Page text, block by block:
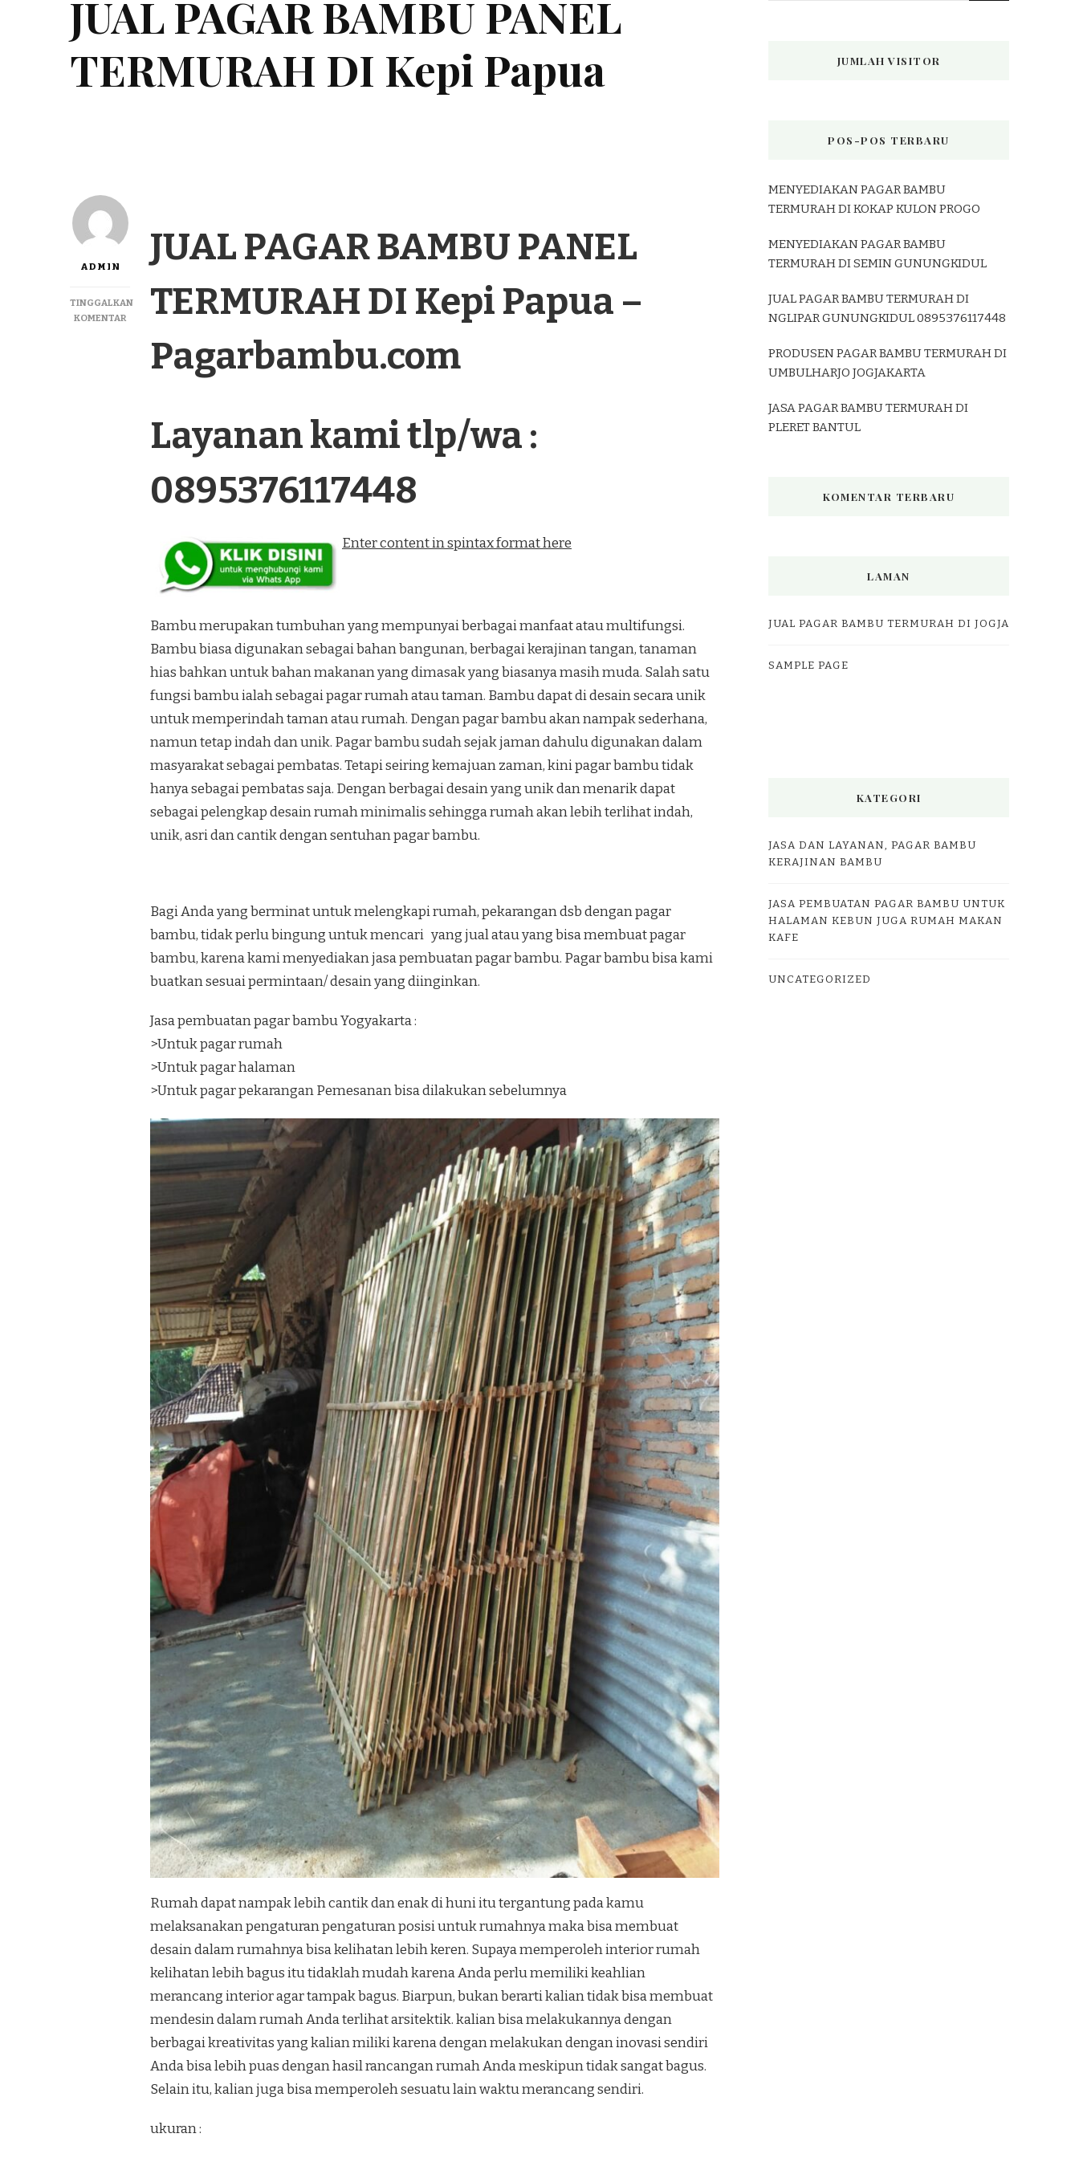
JUAL PAGAR BAMBU PANEL
TERMURAH DI Kepi Papua
ADMIN
TINGGALKAN
KOMENTARPADA
PAGAR
BAMBU
JUAL PAGAR BAMBU PANEL
TERMURAH DI Kepi Papua –
Pagarbambu.com
Layanan kami tlp/wa :
0895376117448
Enter content in spintax format here
Bambu merupakan tumbuhan yang mempunyai berbagai manfaat atau multifungsi.
Bambu biasa digunakan sebagai bahan bangunan, berbagai kerajinan tangan, tanaman
hias bahkan untuk bahan makanan yang dimasak yang biasanya masih muda. Salah satu
fungsi bambu ialah sebagai pagar rumah atau taman. Bambu dapat di desain secara unik
untuk memperindah taman atau rumah. Dengan pagar bambu akan nampak sederhana,
namun tetap indah dan unik. Pagar bambu sudah sejak jaman dahulu digunakan dalam
masyarakat sebagai pembatas. Tetapi seiring kemajuan zaman, kini pagar bambu tidak
hanya sebagai pembatas saja. Dengan berbagai desain yang unik dan menarik dapat
sebagai pelengkap desain rumah minimalis sehingga rumah akan lebih terlihat indah,
unik, asri dan cantik dengan sentuhan pagar bambu.
Bagi Anda yang berminat untuk melengkapi rumah, pekarangan dsb dengan pagar
bambu, tidak perlu bingung untuk mencari yang jual atau yang bisa membuat pagar
bambu, karena kami menyediakan jasa pembuatan pagar bambu. Pagar bambu bisa kami
buatkan sesuai permintaan/ desain yang diinginkan.
Jasa pembuatan pagar bambu Yogyakarta :
>Untuk pagar rumah
>Untuk pagar halaman
>Untuk pagar pekarangan Pemesanan bisa dilakukan sebelumnya
Rumah dapat nampak lebih cantik dan enak di huni itu tergantung pada kamu
melaksanakan pengaturan pengaturan posisi untuk rumahnya maka bisa membuat
desain dalam rumahnya bisa kelihatan lebih keren. Supaya memperoleh interior rumah
kelihatan lebih bagus itu tidaklah mudah karena Anda perlu memiliki keahlian
merancang interior agar tampak bagus. Biarpun, bukan berarti kalian tidak bisa membuat
mendesin dalam rumah Anda terlihat arsitektik. kalian bisa melakukannya dengan
berbagai kreativitas yang kalian miliki karena dengan melakukan dengan inovasi sendiri
Anda bisa lebih puas dengan hasil rancangan rumah Anda meskipun tidak sangat bagus.
Selain itu, kalian juga bisa memperoleh sesuatu lain waktu merancang sendiri.
ukuran :
JUMLAH VISITOR
POS-POS TERBARU
MENYEDIAKAN PAGAR BAMBU
TERMURAH DI KOKAP KULON PROGO
MENYEDIAKAN PAGAR BAMBU
TERMURAH DI SEMIN GUNUNGKIDUL
JUAL PAGAR BAMBU TERMURAH DI
NGLIPAR GUNUNGKIDUL 0895376117448
PRODUSEN PAGAR BAMBU TERMURAH DI
UMBULHARJO JOGJAKARTA
JASA PAGAR BAMBU TERMURAH DI
PLERET BANTUL
KOMENTAR TERBARU
LAMAN
JUAL PAGAR BAMBU TERMURAH DI JOGJA
SAMPLE PAGE
KATEGORI
JASA DAN LAYANAN, PAGAR BAMBU
KERAJINAN BAMBU
JASA PEMBUATAN PAGAR BAMBU UNTUK
HALAMAN KEBUN JUGA RUMAH MAKAN
KAFE
UNCATEGORIZED